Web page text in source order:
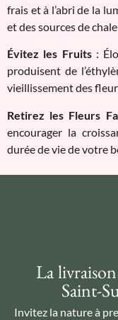
frais et à l’abri de la
et des sources de
Évitez les Fruits:
produisent de
vieillissement des
Retirez les Fleurs
encourager la
durée de vie de votre
La
Saint-
Invitez la nature à